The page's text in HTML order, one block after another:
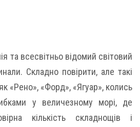
та всесвітньо відомий світовий
Складно повірити, але такі
як «Рено», «Форд», «Ягуар», колись
у величезному морі, де
кількість складнощів і